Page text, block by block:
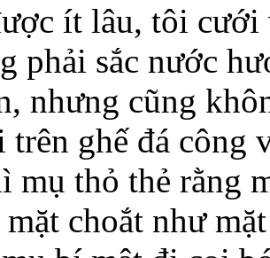
ít lâu, tôi cưới
phải sắc nước
nhưng cũng
ghế đá công
mụ thỏ thẻ rằng
mặt choắt như